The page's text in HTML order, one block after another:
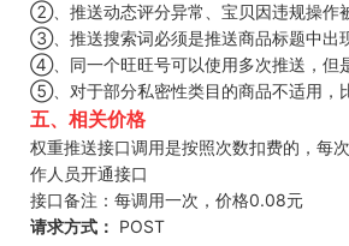
②、推送动态评分异常、宝贝因违规操作
③、推送搜索词必须是推送商品标题中出
④、同一个旺旺号可以使用多次推送，但
⑤、对于部分私密性类目的商品不适用，
五、相关价格
权重推送接口调用是按照次数扣费的，每
作人员开通接口
接口备注：每调用一次，价格0.08元
请求方式： POST